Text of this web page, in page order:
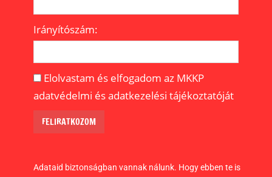
Irányítószám:
Elolvastam és elfogadom az MKKP
adatvédelmi és adatkezelési tájékoztatóját
Adataid biztonságban vannak nálunk. Hogy ebben te is